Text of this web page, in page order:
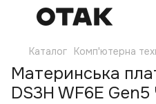
Каталог Комп'ютерна
Материнська
DS3H WF6E